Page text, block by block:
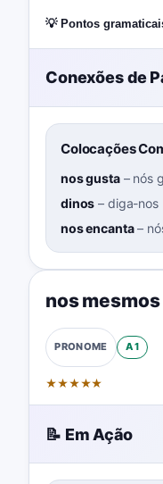
💡 Pontos
Conexões de
Colocações
nos gusta– nós
dinos – diga-nos
nos encanta–
nos mesmos
PRONOME A1
★★★★★
📝 Em Ação